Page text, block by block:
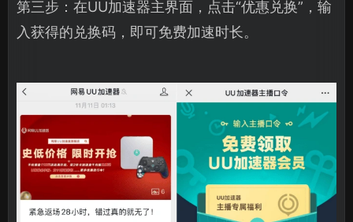
第三步：在UU加速器主界面，点击“优惠兑换”，输
入获得的兑换码，即可免费加速时长。